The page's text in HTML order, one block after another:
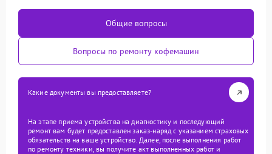
Общие вопросы
Вопросы по ремонту кофемашин
Какие документы вы предоставляете?
На этапе приема устройства на диагностику и последующий
ремонт вам будет предоставлен заказ-наряд с указанием страховых
обязательств на ваше устройство. Далее, после выполнения работ
по ремонту техники, вы получите акт выполненных работ и